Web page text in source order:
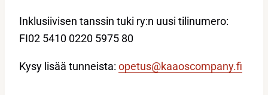
Inklusiivisen tanssin tuki ry:n uusi tilinumero:
FI02 5410 0220 5975 80
Kysy lisää tunneista: opetus@kaaoscompany.fi